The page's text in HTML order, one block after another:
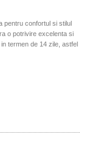
pentru confortul si stilul
o potrivire excelenta si
termen de 14 zile, astfel